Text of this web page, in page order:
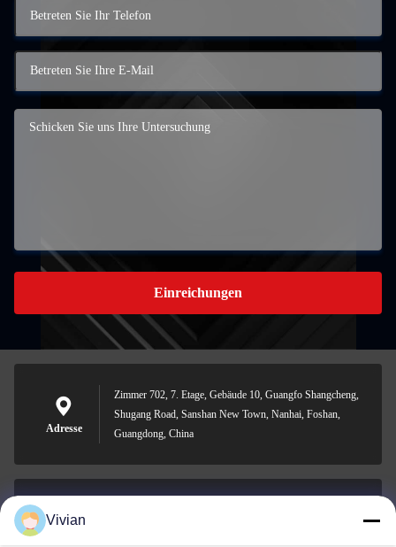
Einreichungen
Adresse
Zimmer 702, 7. Etage, Gebäude 10, Guangfo Shangcheng,
Shugang Road, Sanshan New Town, Nanhai, Foshan,
Guangdong, China
Vivian